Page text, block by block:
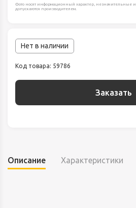
Фото носят информационный характер, незначительные
допускаются производителем.
Нет в наличии
Код товара: 59786
Заказать
Описание Характеристики